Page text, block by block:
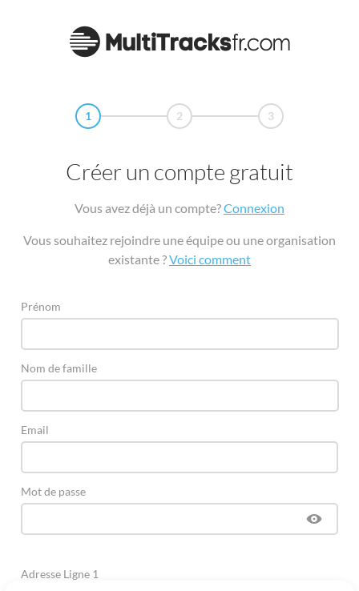
1 2 3
Créer un compte gratuit
Vous avez déjà un compte?Connexion
Vous souhaitez rejoindre une équipe ou une organisation
existante ?Voici comment
Prénom
Nom de famille
Email
Mot de passe
Adresse Ligne 1